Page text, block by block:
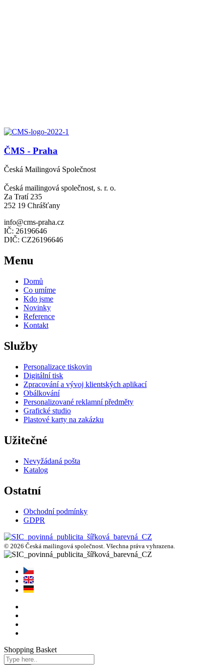
ČMS - Praha
Česká Mailingová Společnost
Česká mailingová společnost, s. r. o.
Za Tratí 235
252 19 Chrášťany
info@cms-praha.cz
IČ: 26196646
DIČ: CZ26196646
Menu
Domů
Co umíme
Kdo jsme
Novinky
Reference
Kontakt
Služby
Personalizace tiskovin
Digitální tisk
Zpracování a vývoj klientských aplikací
Obálkování
Personalizované reklamní předměty
Grafické studio
Plastové karty na zakázku
Užitečné
Nevyžádaná pošta
Katalog
Ostatní
Obchodní podmínky
GDPR
© 2026 Česká mailingová společnost. Všechna práva vyhrazena.
Shopping Basket